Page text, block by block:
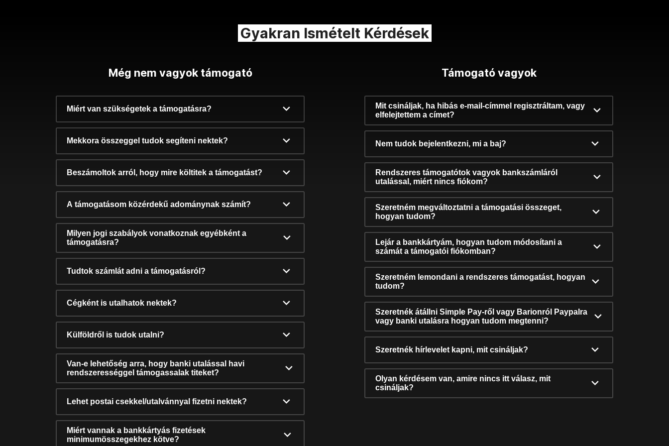
Gyakran Ismételt Kérdések
Még nem vagyok támogató
Miért van szükségetek a támogatásra?
Mekkora összeggel tudok segíteni nektek?
Beszámoltok arról, hogy mire költitek a támogatást?
A támogatásom közérdekű adománynak számít?
Milyen jogi szabályok vonatkoznak egyébként a
támogatásra?
Tudtok számlát adni a támogatásról?
Cégként is utalhatok nektek?
Külföldről is tudok utalni?
Van-e lehetőség arra, hogy banki utalással havi
rendszerességgel támogassalak titeket?
Lehet postai csekkel/utalvánnyal fizetni nektek?
Miért vannak a bankkártyás fizetések
minimumösszegekhez kötve?
Támogató vagyok
Mit csináljak, ha hibás e-mail-címmel regisztráltam, vagy
elfelejtettem a címet?
Nem tudok bejelentkezni, mi a baj?
Rendszeres támogatótok vagyok bankszámláról
utalással, miért nincs fiókom?
Szeretném megváltoztatni a támogatási összeget,
hogyan tudom?
Lejár a bankkártyám, hogyan tudom módosítani a
számát a támogatói fiókomban?
Szeretném lemondani a rendszeres támogatást, hogyan
tudom?
Szeretnék átállni Simple Pay-ről vagy Barionról Paypalra
vagy banki utalásra hogyan tudom megtenni?
Szeretnék hírlevelet kapni, mit csináljak?
Olyan kérdésem van, amire nincs itt válasz, mit
csináljak?